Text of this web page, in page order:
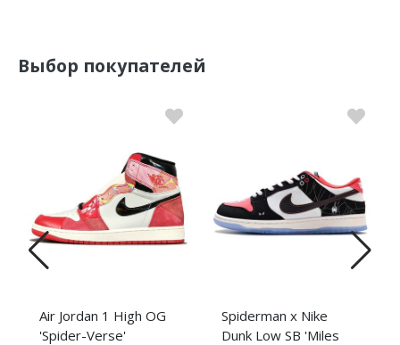
Выбор покупателей
Air Jordan 1 High OG
'Spider-Verse'
Spiderman x Nike
Dunk Low SB 'Miles